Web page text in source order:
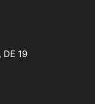
19